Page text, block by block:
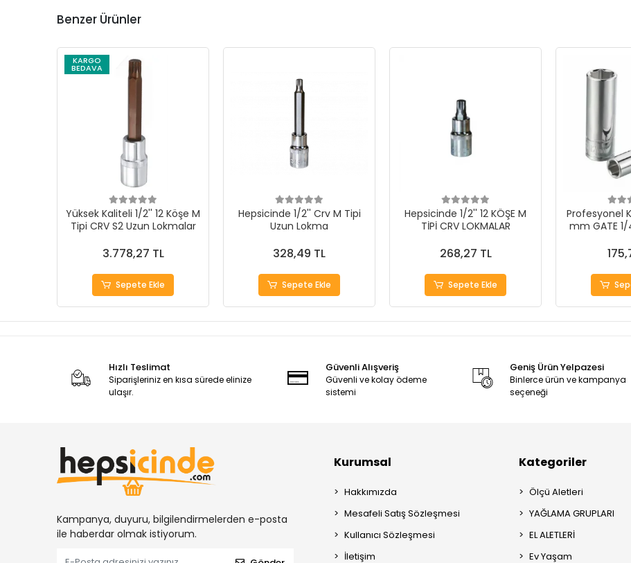
Benzer Ürünler
KARGO
BEDAVA
Yüksek Kaliteli 1/2'' 12 Köşe M
Tipi CRV S2 Uzun Lokmalar
3.778,27 TL
Sepete Ekle
Hepsicinde 1/2'' Crv M Tipi
Uzun Lokma
328,49 TL
Sepete Ekle
Hepsicinde 1/2'' 12 KÖŞE M
TİPİ CRV LOKMALAR
268,27 TL
Sepete Ekle
Profesyonel
mm GATE 1/
Hızlı Teslimat
Siparişleriniz en kısa sürede elinize
ulaşır.
Güvenli Alışveriş
Güvenli ve kolay ödeme
sistemi
Geniş Ürün Yelpazesi
Binlerce ürün ve kampanya
seçeneği
Kampanya, duyuru, bilgilendirmelerden e-posta
ile haberdar olmak istiyorum.
Kurumsal
Hakkımızda
Mesafeli Satış Sözleşmesi
Kullanıcı Sözleşmesi
İletişim
Kategoriler
Ölçü Aletleri
YAĞLAMA GRUPLARI
EL ALETLERİ
Ev Yaşam